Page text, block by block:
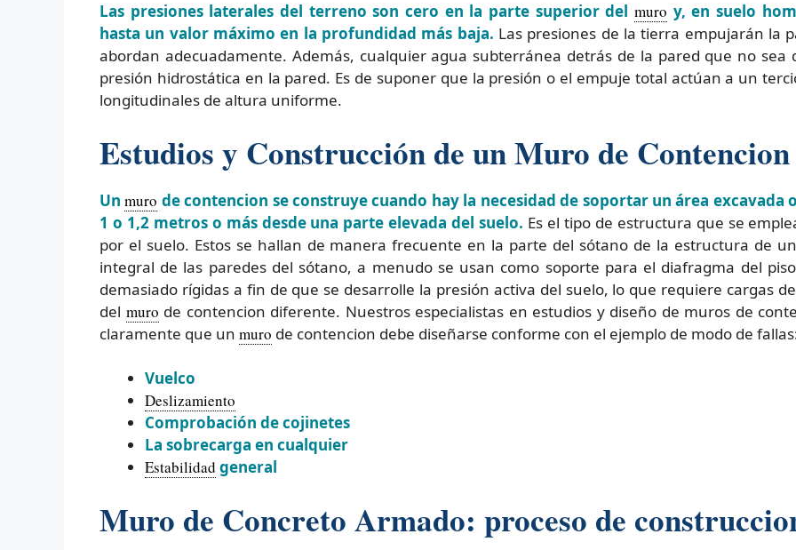
Las presiones laterales del terreno son cero en la parte superior del muro y, en suelo
hasta un valor máximo en la profundidad más baja. Las presiones de la tierra empujarán la
abordan adecuadamente. Además, cualquier agua subterránea detrás de la pared que no
presión hidrostática en la pared. Es de suponer que la presión o el empuje total actúan a un
longitudinales de altura uniforme.
Estudios y Construcción de un Muro de Contencion
Unmuro de contencion se construye cuando hay la necesidad de soportar un área
1 o 1,2 metros o más desde una parte elevada del suelo. Es el tipo de estructura que se
por el suelo. Estos se hallan de manera frecuente en la parte del sótano de la estructura de
integral de las paredes del sótano, a menudo se usan como soporte para el diafragma del
demasiado rígidas a fin de que se desarrolle la presión activa del suelo, lo que requiere cargas
del muro de contencion diferente. Nuestros especialistas en estudios y diseño de muros de
claramente que un muro de contencion debe diseñarse conforme con el ejemplo de modo de
Vuelco
Deslizamiento
Comprobación de cojinetes
La sobrecarga en cualquier
Estabilidad general
Muro de Concreto Armado: proceso de